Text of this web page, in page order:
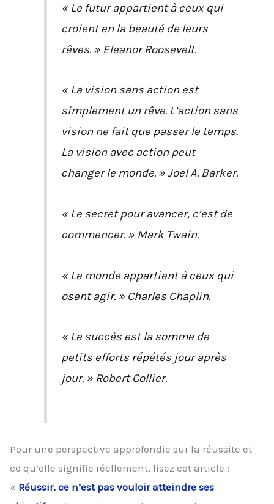
« Le futur appartient à ceux qui
croient en la beauté de leurs
rêves. » Eleanor Roosevelt.
« La vision sans action est
simplement un rêve. L’action sans
vision ne fait que passer le temps.
La vision avec action peut
changer le monde. » Joel A. Barker.
« Le secret pour avancer, c’est de
commencer. » Mark Twain.
« Le monde appartient à ceux qui
osent agir. » Charles Chaplin.
« Le succès est la somme de
petits efforts répétés jour après
jour. » Robert Collier.
Pour une perspective approfondie sur la réussite et
ce qu’elle signifie réellement, lisez cet article :
« Réussir, ce n’est pas vouloir atteindre ses